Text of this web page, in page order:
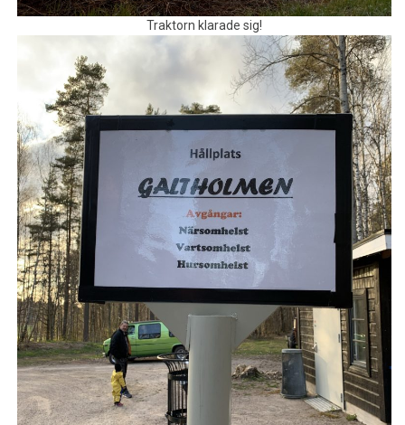
Traktorn klarade sig!